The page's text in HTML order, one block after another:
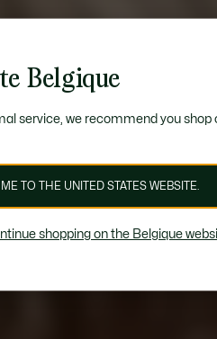
Belgique
service, we recommend you shop
TO THE UNITED STATES WEBSITE.
shopping on the Belgique